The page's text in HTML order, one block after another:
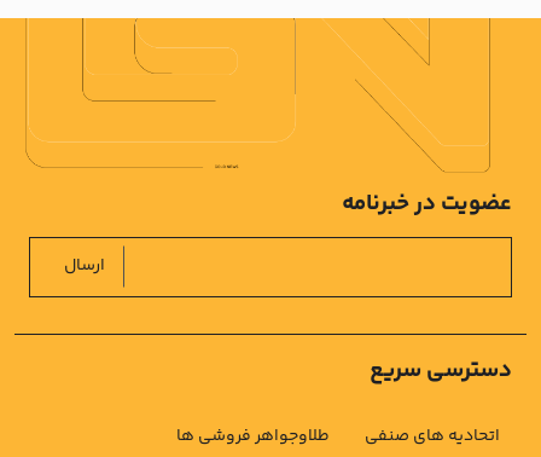
دسترسی سریع
اتحادیه های صنفی
طلاوجواهر فروشی ها
عضویت در خبرنامه
ارسال